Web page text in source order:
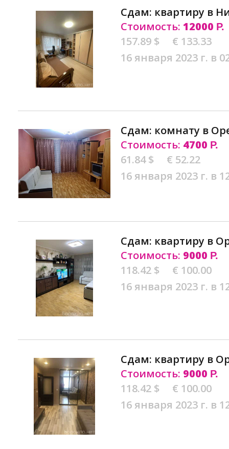
Сдам: квартиру в
Стоимость: 12000 Р.
157.89 $
€ 133.33
16 января 2023 г. в
Сдам: комнату в
Стоимость: 4700 Р.
61.84 $
€ 52.22
16 января 2023 г. в
Сдам: квартиру в
Стоимость: 9000 Р.
118.42 $
€ 100.00
16 января 2023 г. в
Сдам: квартиру в
Стоимость: 9000 Р.
118.42 $
€ 100.00
16 января 2023 г. в